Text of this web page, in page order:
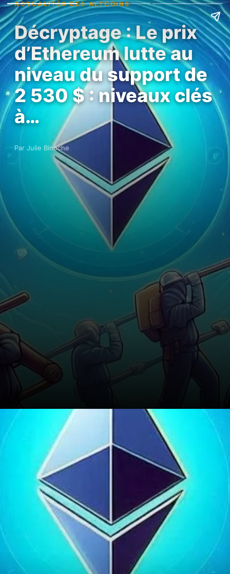
ACTUALITÉS DES ALTCOINS
Décryptage : Le prix
d’Ethereum lutte au
niveau du support de
2 530 $ : niveaux clés
à…
Par Julie Binoche